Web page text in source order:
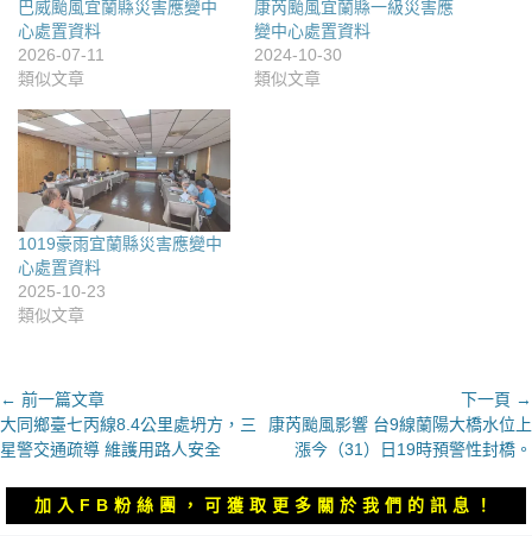
巴威颱風宜蘭縣災害應變中
心處置資料
2026-07-11
類似文章
康芮颱風宜蘭縣一級災害應
變中心處置資料
2024-10-30
類似文章
1019豪雨宜蘭縣災害應變中
心處置資料
2025-10-23
類似文章
文
章
導
覽
← 前一篇文章
上
一
章：
大同鄉臺七丙線8.4公里處坍方，三
星警交通疏導 維護用路人安全
下一頁 →
下
文
章：
康芮颱風影響 台9線蘭陽大橋水位上
漲今（31）日19時預警性封橋。
加入FB粉絲團，可獲取更多關於我們的訊息！